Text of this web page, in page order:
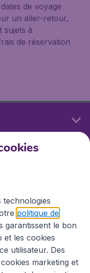
de voyage
un aller-retour,
sujets à
de réservation
technologies
politique de
garantissent le bon
et les cookies
utilisateur. Des
marketing et